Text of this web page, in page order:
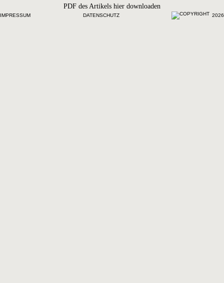
PDF des Artikels hier downloaden
IMPRESSUM DATENSCHUTZ 2026